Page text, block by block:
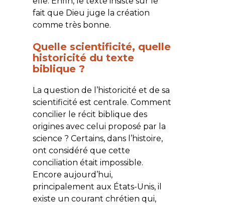
fait que Dieu juge la création
comme très bonne.
Quelle scientificité, quelle
historicité du texte
biblique ?
La question de l’historicité et de sa
scientificité est centrale. Comment
concilier le récit biblique des
origines avec celui proposé par la
science ? Certains, dans l’histoire,
ont considéré que cette
conciliation était impossible.
Encore aujourd’hui,
principalement aux États-Unis, il
existe un courant chrétien qui,